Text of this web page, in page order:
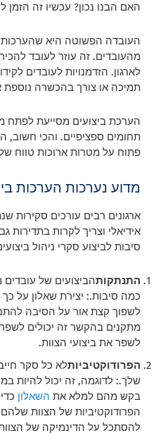
האם הבנו נכון? עכשיו זה הזמן
העובדה הפשוטה היא שהערכות
מהעובדים. זה עוזר לעובד
לארגון. הזדמנויות לעובדים
תמיכה או צורך בהכשרה נוספת
הערכת ביצועים מסייעת לפתח
תחומים ספציפיים. והכי חשוב,
פתוח על מטרות ארוכות טווח
מדוע נערכות הערכות
ארגונים רבים עורכים סקירות
אידיאלי וצריך לקרות בתדירות
סיבות לביצוע סקרי ניהול
התנתקותהביצועים של עובדים
כמה סיבות.: יצירת שאלון על
לשפוך קצת אור על הסיבה
מתקנים בהקשר זה יכולים
לשפר את ביצועי הצוות.
הפרודוקטיביותלא כל סקר
שלך.: לדוגמה, זה יכול להיות
בקש מהם למלא את השאלון
הפרודוקטיביות של הצוות
להסתכל על הדינמיקה של